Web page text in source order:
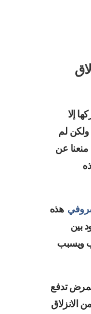
إلا
ولكن لم
منعنا عن
هذه
بين
ويسبب
تدفع
الانزلاق